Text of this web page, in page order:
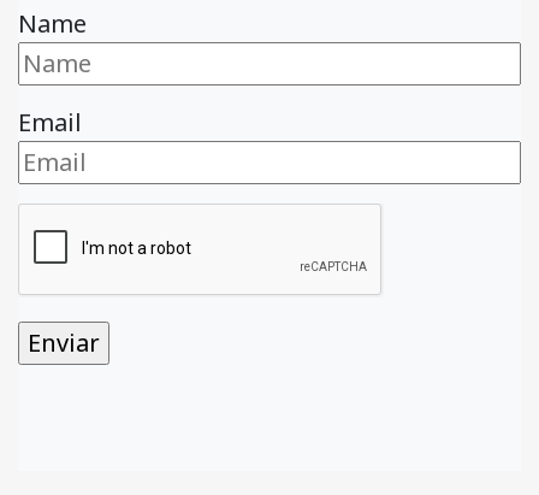
Name
Email